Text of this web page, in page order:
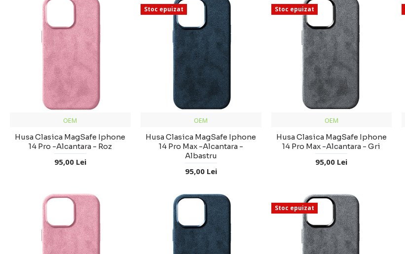
OEM
Husa Clasica MagSafe Iphone
14 Pro -Alcantara - Roz
95,00 Lei
Stoc epuizat
OEM
Husa Clasica MagSafe Iphone
14 Pro Max -Alcantara -
Albastru
95,00 Lei
Stoc epuizat
OEM
Husa Clasica MagSafe Iphone
14 Pro Max -Alcantara - Gri
95,00 Lei
Stoc epuizat